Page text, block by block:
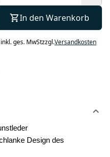
In den Warenkorb
inkl. ges. MwStzzgl.Versandkosten
Design des